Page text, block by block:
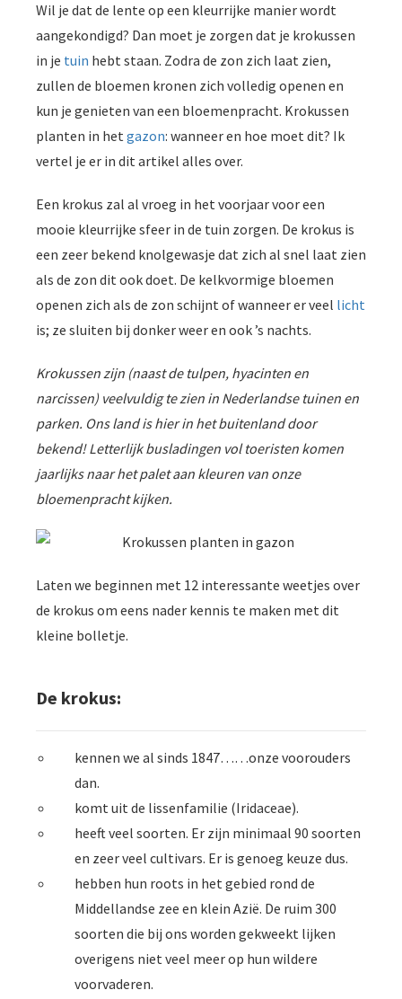
Wil je dat de lente op een kleurrijke manier wordt
aangekondigd? Dan moet je zorgen dat je krokussen
in je tuin hebt staan. Zodra de zon zich laat zien,
zullen de bloemen kronen zich volledig openen en
kun je genieten van een bloemenpracht. Krokussen
planten in hetgazon: wanneer en hoe moet dit? Ik
vertel je er in dit artikel alles over.
Een krokus zal al vroeg in het voorjaar voor een
mooie kleurrijke sfeer in de tuin zorgen. De krokus is
een zeer bekend knolgewasje dat zich al snel laat zien
als de zon dit ook doet. De kelkvormige bloemen
openen zich als de zon schijnt of wanneer er veel licht
is; ze sluiten bij donker weer en ook ’s nachts.
Krokussen zijn (naast de tulpen, hyacinten en
narcissen) veelvuldig te zien in Nederlandse tuinen en
parken. Ons land is hier in het buitenland door
bekend! Letterlijk busladingen vol toeristen komen
jaarlijks naar het palet aan kleuren van onze
bloemenpracht kijken.
Laten we beginnen met 12 interessante weetjes over
de krokus om eens nader kennis te maken met dit
kleine bolletje.
De krokus:
kennen we al sinds 1847……onze voorouders
dan.
komt uit de lissenfamilie (Iridaceae).
heeft veel soorten. Er zijn minimaal 90 soorten
en zeer veel cultivars. Er is genoeg keuze dus.
hebben hun roots in het gebied rond de
Middellandse zee en klein Azië. De ruim 300
soorten die bij ons worden gekweekt lijken
overigens niet veel meer op hun wildere
voorvaderen.